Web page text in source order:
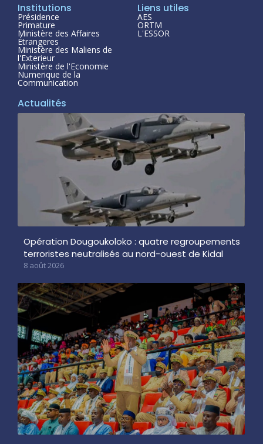
Institutions
Présidence
Primature
Ministère des Affaires
Étrangeres
Ministère des Maliens de
l'Exterieur
Ministère de l'Economie
Numerique de la
Communication
Liens utiles
AES
ORTM
L'ESSOR
Actualités
Opération Dougoukoloko : quatre regroupements
terroristes neutralisés au nord-ouest de Kidal
8 août 2026